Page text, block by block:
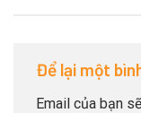
Để lại một
Email của bạn